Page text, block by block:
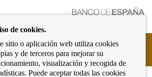
Ir
página
de
inicio
del
de cookies.
sitio o aplicación web utiliza cookies
y de terceros para mejorar su
visualización y recogida de
Puede aceptar todas las cookies